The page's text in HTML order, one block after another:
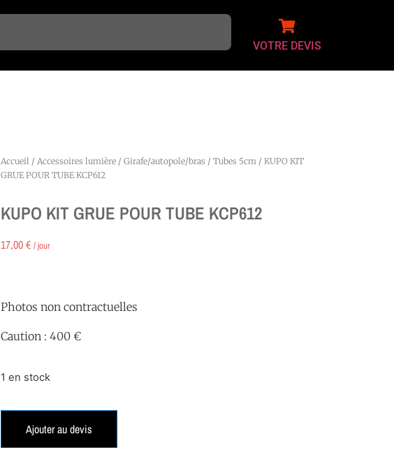
VOTRE DEVIS
Accueil /Accessoires lumière /Girafe/autopole/bras /Tubes 5cm / KUPO KIT
GRUE POUR TUBE KCP612
KUPO KIT GRUE POUR TUBE KCP612
17,00€ / jour
Photos non contractuelles
Caution : 400 €
1 en stock
Ajouter au devis